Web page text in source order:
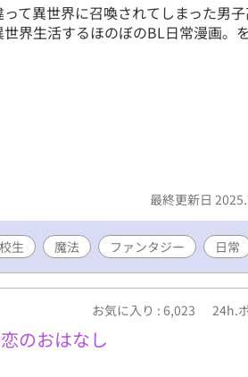
って異世界に召喚されてしまった男
世界生活するほのぼのBL日常漫画。
最終更新日
生 魔法 ファンタジー 日常
お気に入り : 6,023 24h.
のおはなし